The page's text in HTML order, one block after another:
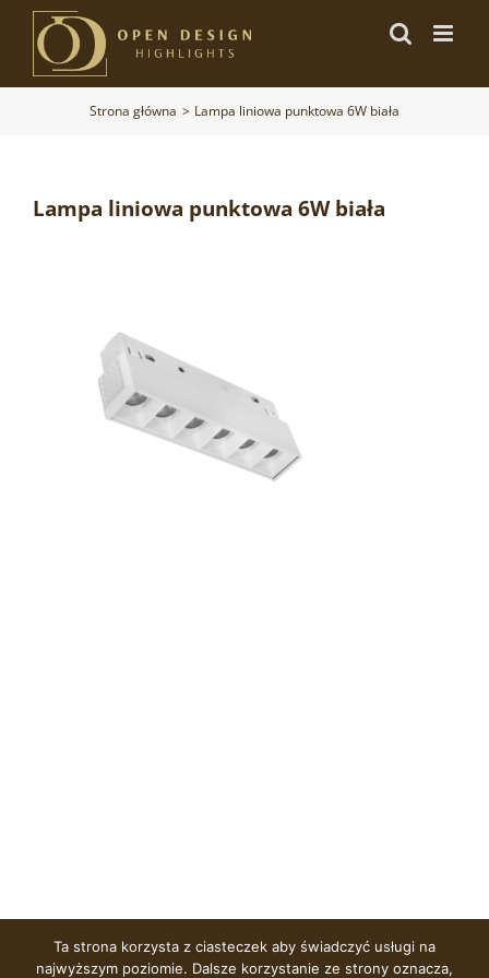
Przejdź
zawartości
Strona główna Lampa liniowa punktowa 6W biała
Lampa liniowa punktowa 6W biała
Ta strona korzysta z ciasteczek aby świadczyć usługi na
najwyższym poziomie. Dalsze korzystanie ze strony oznacza,